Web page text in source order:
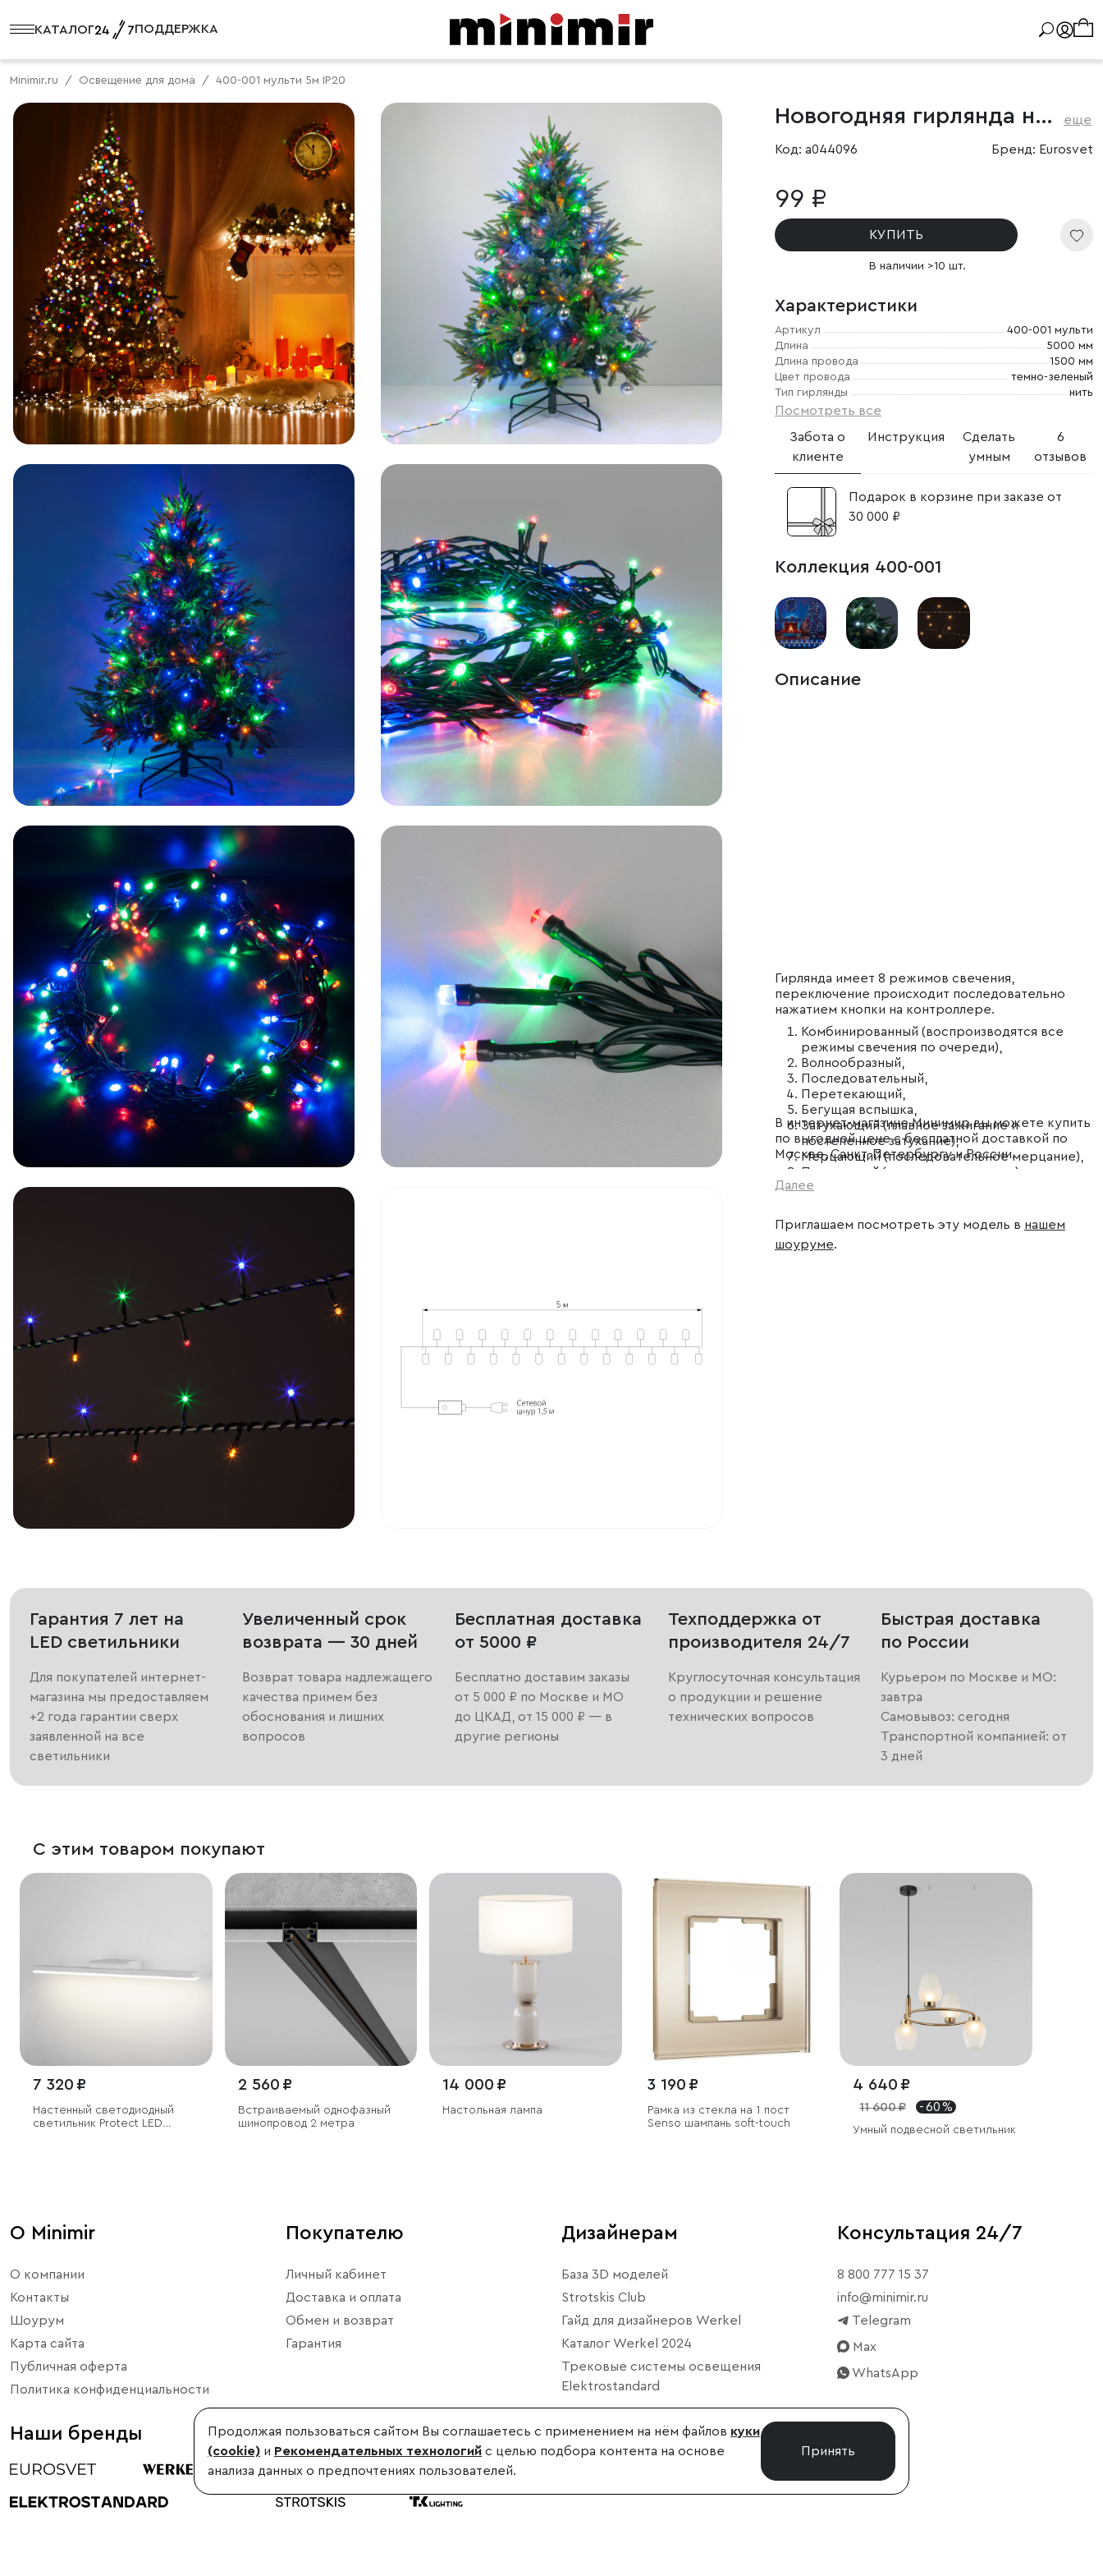
КАТАЛОГ ПОДДЕРЖКА
Minimir.ru Освещение для дома 400-001 мульти 5м IP20
Новогодняя гирлянда нить мульти 5м IP20 еще
Код: a044096 Бренд: Eurosvet
99 ₽
КУПИТЬ
В наличии >10 шт.
Характеристики
Артикул
400-001 мульти
Длина
5000 мм
Длина провода
1500 мм
Цвет провода
темно-зеленый
Тип гирлянды
нить
Посмотреть все
Забота о
клиенте
Инструкция
Сделать
умным
6
отзывов
Подарок в корзине при заказе от
30 000 ₽
Коллекция 400-001
Описание
Гирлянда имеет 8 режимов свечения,
переключение происходит последовательно
нажатием кнопки на контроллере.
Комбинированный (воспроизводятся все
режимы свечения по очереди),
Волнообразный,
Последовательный,
Перетекающий,
Бегущая вспышка,
Затухающий (плавное зажигание и
постепенное затухание),
Мерцающий (последовательное мерцание),
Постоянный (статичное свечение).
В интернет-магазине Минимир вы можете купить
по выгодной цене с бесплатной доставкой по
Москве, Санкт-Петербургу и России.
Далее
Приглашаем посмотреть эту модель в нашем
шоуруме.
Гарантия 7 лет на
LED светильники
Для покупателей интернет-
магазина мы предоставляем
+2 года гарантии сверх
заявленной на все
светильники
Увеличенный срок
возврата — 30 дней
Возврат товара надлежащего
качества примем без
обоснования и лишних
вопросов
Бесплатная доставка
от 5000 ₽
Бесплатно доставим заказы
от 5 000 ₽ по Москве и МО
до ЦКАД, от 15 000 ₽ — в
другие регионы
Техподдержка от
производителя 24/7
Круглосуточная консультация
о продукции и решение
технических вопросов
Быстрая доставка
по России
Курьером по Москве и МО:
завтра
Самовывоз: сегодня
Транспортной компанией: от
3 дней
С этим товаром покупают
7 320 ₽
Настенный светодиодный
светильник Protect LED
2 560 ₽
Встраиваемый однофазный
шинопровод 2 метра
14 000 ₽
Настольная лампа
3 190 ₽
Рамка из стекла на 1 пост
Senso шампань soft-touch
4 640 ₽
11 600 ₽ - 60 %
Умный подвесной светильник
О Minimir
О компании
Контакты
Шоурум
Карта сайта
Публичная оферта
Политика конфиденциальности
Покупателю
Личный кабинет
Доставка и оплата
Обмен и возврат
Гарантия
Дизайнерам
База 3D моделей
Strotskis Club
Гайд для дизайнеров Werkel
Каталог Werkel 2024
Трековые системы освещения
Elektrostandard
Консультация 24/7
8 800 777 15 37
info@minimir.ru
Telegram
Max
WhatsApp
Наши бренды Продолжая пользоваться сайтом Вы соглашаетесь с применением на нём файлов куки
(cookie) и Рекомендательных технологий с целью подбора контента на основе
анализа данных о предпочтениях пользователей.
Принять